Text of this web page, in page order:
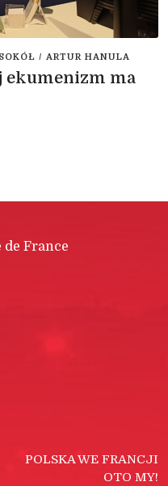
/ ARTUR HANULA
ekumenizm ma
de France
POLSKA WE FRANCJI
OTO MY!